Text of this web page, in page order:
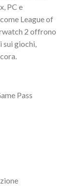
PC e
League of
2 offrono
sui giochi,
Pass